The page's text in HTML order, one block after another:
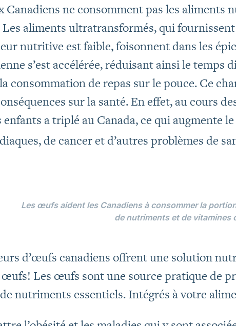
Canadiens ne consomment pas les
Les aliments ultratransformés, qui
nutritive est faible, foisonnent dans les
s’est accélérée, réduisant ainsi le temps
consommation de repas sur le pouce. Ce
sur la santé. En effet, au cours
enfants a triplé au Canada, ce qui augmente
de cancer et d’autres problèmes de
Les œufs aident les Canadiens à consommer la
de nutriments et de vitamines
d’œufs canadiens offrent une solution
œufs! Les œufs sont une source pratique de
nutriments essentiels. Intégrés à votre